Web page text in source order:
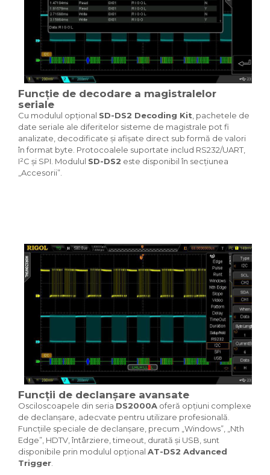
Funcție de decodare a magistralelor
seriale
Cu modulul opțional SD-DS2 Decoding Kit , pachetele de
date seriale ale diferitelor sisteme de magistrale pot fi
analizate, decodificate și afișate direct sub formă de valori
în format byte. Protocoalele suportate includ RS232/UART,
I²C și SPI. Modulul SD-DS2 este disponibil în secțiunea
„Accesorii”.
Funcții de declanșare avansate
Osciloscoapele din seria DS2000A oferă opțiuni complexe
de declanșare, adecvate pentru utilizare profesională.
Funcțiile speciale de declanșare, precum „Windows”, „Nth
Edge”, HDTV, întârziere, timeout, durată și USB, sunt
disponibile prin modulul opțional AT-DS2 Advanced
Trigger